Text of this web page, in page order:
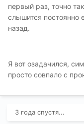
первый раз, точно
слышится постоянно
назад.
Я вот озадачился,
просто совпало с
3 года спустя...